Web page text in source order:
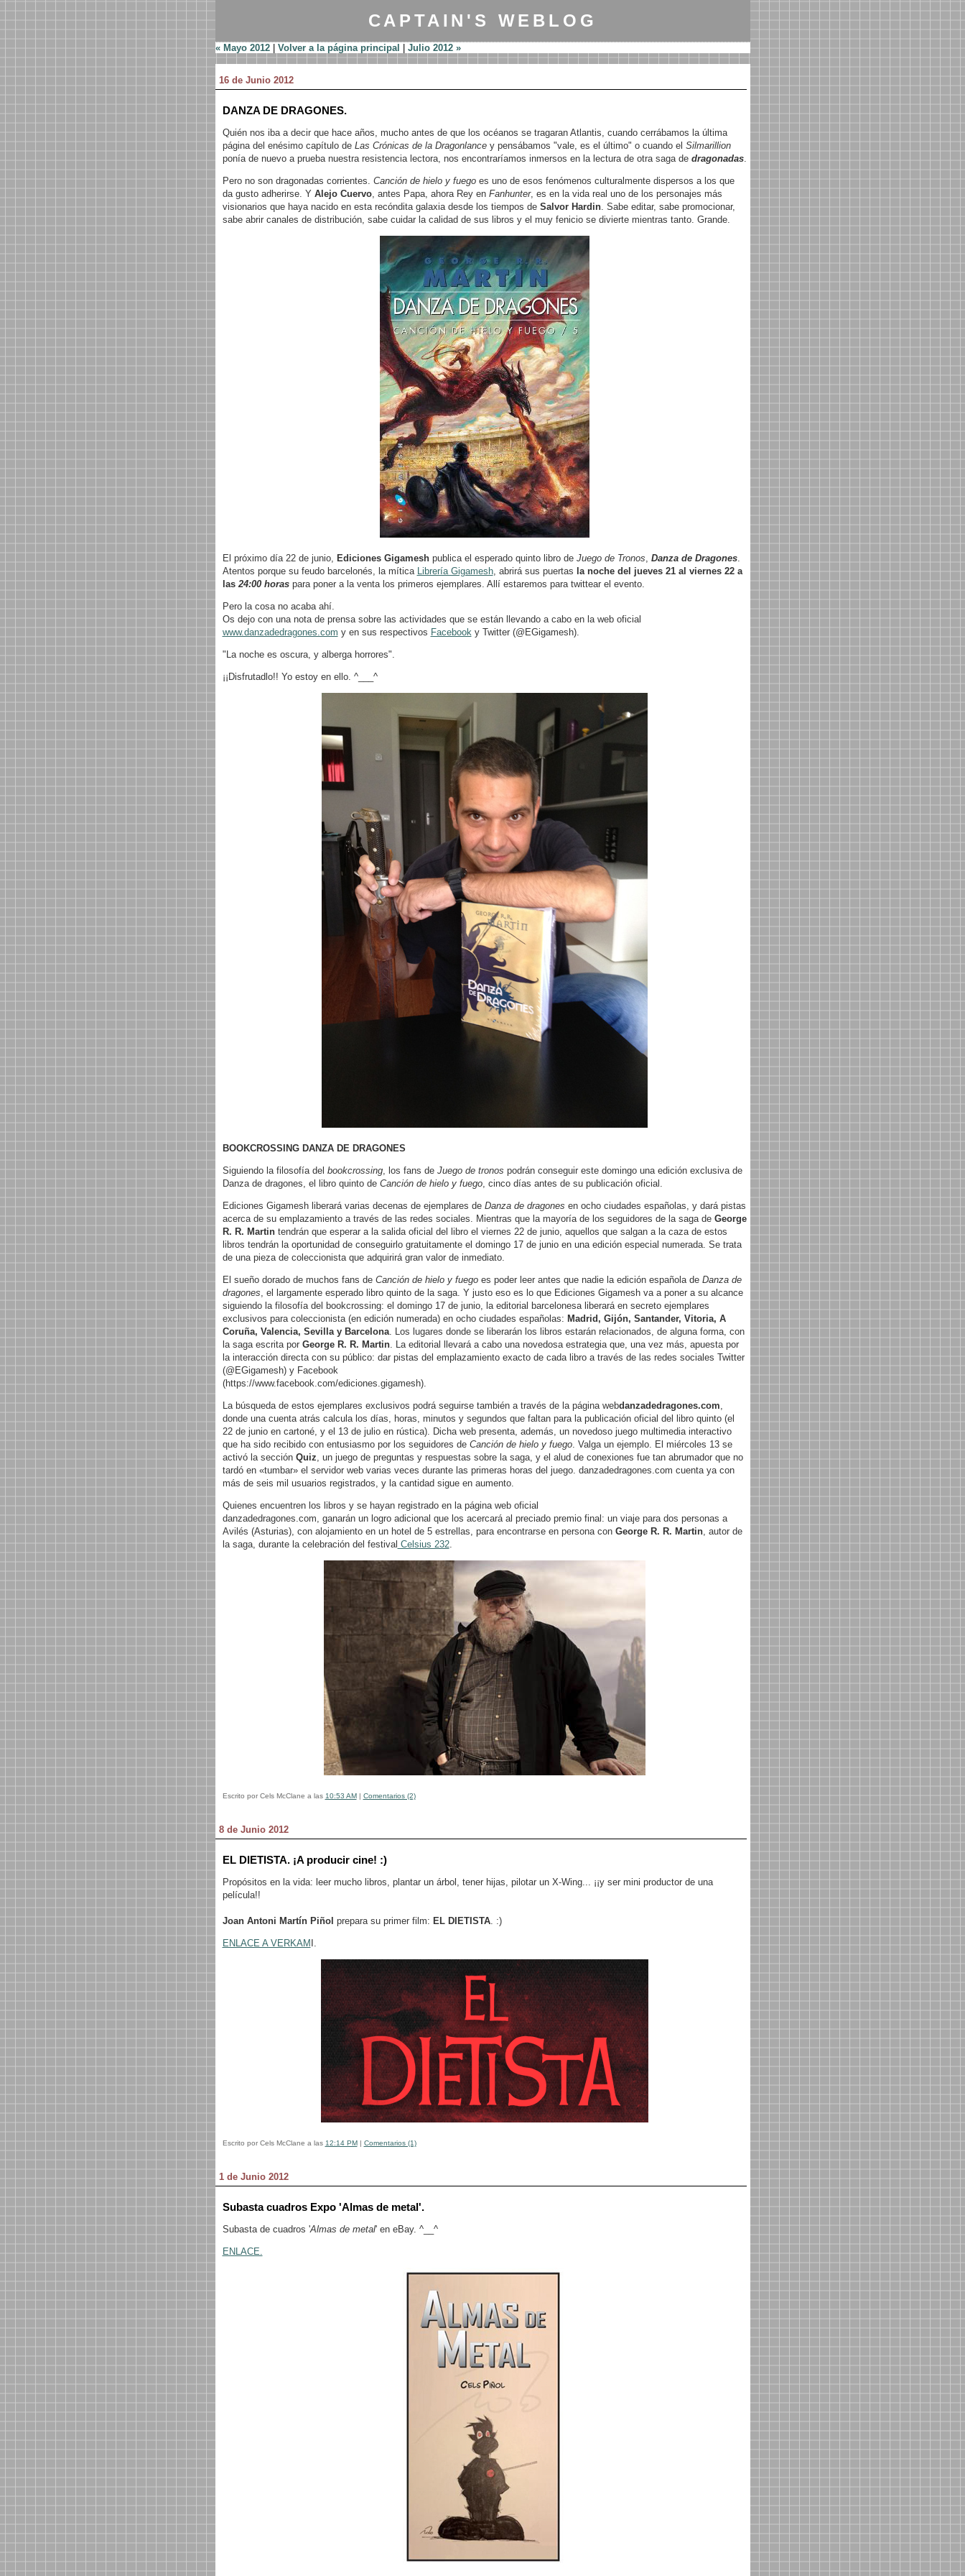
CAPTAIN'S WEBLOG
« Mayo 2012| Volver a la página principal Julio 2012 »
16 de Junio 2012
DANZA DE DRAGONES.
Quién nos iba a decir que hace años, mucho antes de que los océanos se tragaran Atlantis, cuando cerrábamos la última
página del enésimo capítulo de Las Crónicas de la Dragonlancey pensábamos "vale, es el último" o cuando el Silmarillion
ponía de nuevo a prueba nuestra resistencia lectora, nos encontraríamos inmersos en la lectura de otra saga de dragonadas.
Pero no son dragonadas corrientes. Canción de hielo y fuegoes uno de esos fenómenos culturalmente dispersos a los que
da gusto adherirse. Y Alejo Cuervo, antes Papa, ahora Rey en Fanhunter, es en la vida real uno de los personajes más
visionarios que haya nacido en esta recóndita galaxia desde los tiempos de Salvor Hardin. Sabe editar, sabe promocionar,
sabe abrir canales de distribución, sabe cuidar la calidad de sus libros y el muy fenicio se divierte mientras tanto. Grande.
El próximo día 22 de junio, Ediciones Gigamesh publica el esperado quinto libro de Juego de Tronos, Danza de Dragones.
Atentos porque su feudo barcelonés, la mítica Librería Gigamesh, abrirá sus puertas la noche del jueves 21 al viernes 22 a
las24:00 horaspara poner a la venta los primeros ejemplares. Allí estaremos para twittear el evento.
Pero la cosa no acaba ahí.
Os dejo con una nota de prensa sobre las actividades que se están llevando a cabo en la web oficial
www.danzadedragones.com y en sus respectivos Facebooky Twitter (@EGigamesh).
"La noche es oscura, y alberga horrores".
¡¡Disfrutadlo!! Yo estoy en ello. ^___^
BOOKCROSSING DANZA DE DRAGONES
Siguiendo la filosofía del bookcrossing, los fans de Juego de tronos podrán conseguir este domingo una edición exclusiva de
Danza de dragones, el libro quinto de Canción de hielo y fuego, cinco días antes de su publicación oficial.
Ediciones Gigamesh liberará varias decenas de ejemplares de Danza de dragones en ocho ciudades españolas, y dará pistas
acerca de su emplazamiento a través de las redes sociales. Mientras que la mayoría de los seguidores de la saga de George
R. R. Martintendrán que esperar a la salida oficial del libro el viernes 22 de junio, aquellos que salgan a la caza de estos
libros tendrán la oportunidad de conseguirlo gratuitamente el domingo 17 de junio en una edición especial numerada. Se trata
de una pieza de coleccionista que adquirirá gran valor de inmediato.
El sueño dorado de muchos fans de Canción de hielo y fuegoes poder leer antes que nadie la edición española de Danza de
dragones, el largamente esperado libro quinto de la saga. Y justo eso es lo que Ediciones Gigamesh va a poner a su alcance
siguiendo la filosofía del bookcrossing: el domingo 17 de junio, la editorial barcelonesa liberará en secreto ejemplares
exclusivos para coleccionista (en edición numerada) en ocho ciudades españolas: Madrid, Gijón, Santander, Vitoria, A
Coruña, Valencia, Sevilla y Barcelona. Los lugares donde se liberarán los libros estarán relacionados, de alguna forma, con
la saga escrita por George R. R. Martin. La editorial llevará a cabo una novedosa estrategia que, una vez más, apuesta por
la interacción directa con su público: dar pistas del emplazamiento exacto de cada libro a través de las redes sociales Twitter
(@EGigamesh) y Facebook
(https://www.facebook.com/ediciones.gigamesh).
La búsqueda de estos ejemplares exclusivos podrá seguirse también a través de la página webdanzadedragones.com,
donde una cuenta atrás calcula los días, horas, minutos y segundos que faltan para la publicación oficial del libro quinto (el
22 de junio en cartoné, y el 13 de julio en rústica). Dicha web presenta, además, un novedoso juego multimedia interactivo
que ha sido recibido con entusiasmo por los seguidores de Canción de hielo y fuego. Valga un ejemplo. El miércoles 13 se
activó la sección Quiz, un juego de preguntas y respuestas sobre la saga, y el alud de conexiones fue tan abrumador que no
tardó en «tumbar» el servidor web varias veces durante las primeras horas del juego. danzadedragones.com cuenta ya con
más de seis mil usuarios registrados, y la cantidad sigue en aumento.
Quienes encuentren los libros y se hayan registrado en la página web oficial
danzadedragones.com, ganarán un logro adicional que los acercará al preciado premio final: un viaje para dos personas a
Avilés (Asturias), con alojamiento en un hotel de 5 estrellas, para encontrarse en persona con George R. R. Martin, autor de
la saga, durante la celebración del festival Celsius 232.
Escrito por Cels McClane a las 10:53 AM| Comentarios (2)
8 de Junio 2012
EL DIETISTA. ¡A producir cine! :)
Propósitos en la vida: leer mucho libros, plantar un árbol, tener hijas, pilotar un X-Wing... ¡¡y ser mini productor de una
película!!
Joan Antoni Martín Piñol prepara su primer film: EL DIETISTA. :)
ENLACE A VERKAM I.
Escrito por Cels McClane a las 12:14 PM| Comentarios (1)
1 de Junio 2012
Subasta cuadros Expo 'Almas de metal'.
Subasta de cuadros 'Almas de metal' en eBay. ^__^
ENLACE.